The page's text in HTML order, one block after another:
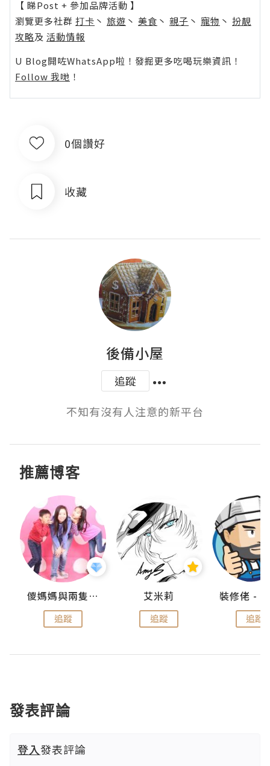
【 睇Post + 參加品牌活動 】
瀏覽更多社群 打卡 丶 旅遊 丶 美食 丶 親子 丶 寵物 丶 扮靚
攻略及 活動情報
U Blog開咗WhatsApp啦！發掘更多吃喝玩樂資訊！
Follow 我哋 ！
0個讚好
收藏
後備小屋
追蹤
不知有沒有人注意的新平台
推薦博客
儍媽媽與兩隻小魔怪之家
追蹤
艾米莉
追蹤 追蹤
發表評論
登入發表評論